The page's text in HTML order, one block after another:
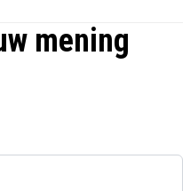
mening